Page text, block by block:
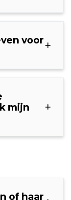
voor
mijn
of haar